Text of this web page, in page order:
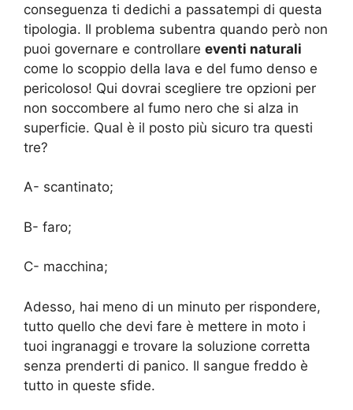
conseguenza ti dedichi a passatempi di questa
tipologia. Il problema subentra quando però non
puoi governare e controllare eventi naturali
come lo scoppio della lava e del fumo denso e
pericoloso! Qui dovrai scegliere tre opzioni per
non soccombere al fumo nero che si alza in
superficie. Qual è il posto più sicuro tra questi
tre?
A- scantinato;
B- faro;
C- macchina;
Adesso, hai meno di un minuto per rispondere,
tutto quello che devi fare è mettere in moto i
tuoi ingranaggi e trovare la soluzione corretta
senza prenderti di panico. Il sangue freddo è
tutto in queste sfide.